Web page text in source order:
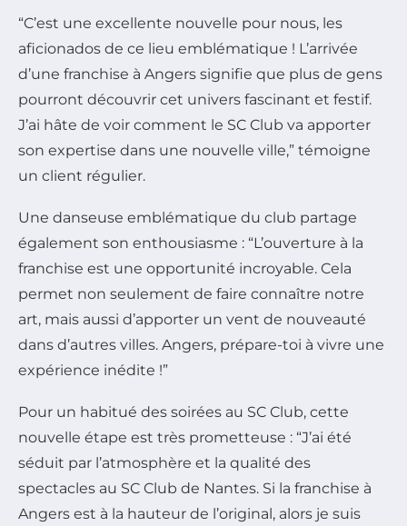
“C’est une excellente nouvelle pour nous, les
aficionados de ce lieu emblématique ! L’arrivée
d’une franchise à Angers signifie que plus de gens
pourront découvrir cet univers fascinant et festif.
J’ai hâte de voir comment le SC Club va apporter
son expertise dans une nouvelle ville,” témoigne
un client régulier.
Une danseuse emblématique du club partage
également son enthousiasme : “L’ouverture à la
franchise est une opportunité incroyable. Cela
permet non seulement de faire connaître notre
art, mais aussi d’apporter un vent de nouveauté
dans d’autres villes. Angers, prépare-toi à vivre une
expérience inédite !”
Pour un habitué des soirées au SC Club, cette
nouvelle étape est très prometteuse : “J’ai été
séduit par l’atmosphère et la qualité des
spectacles au SC Club de Nantes. Si la franchise à
Angers est à la hauteur de l’original, alors je suis